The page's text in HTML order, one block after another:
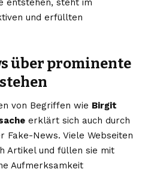
entstehen, steht im
und erfüllten
über prominente
von Begriffen wie Birgit
erklärt sich auch durch
Fake-News. Viele Webseiten
Artikel und füllen sie mit
Aufmerksamkeit